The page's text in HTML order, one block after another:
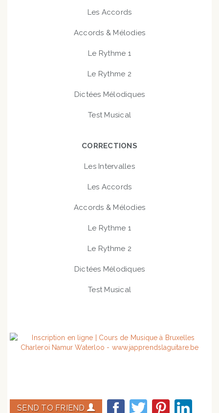
Les Accords
Accords & Mélodies
Le Rythme 1
Le Rythme 2
Dictées Mélodiques
Test Musical
CORRECTIONS
Les Intervalles
Les Accords
Accords & Mélodies
Le Rythme 1
Le Rythme 2
Dictées Mélodiques
Test Musical
SEND TO FRIEND